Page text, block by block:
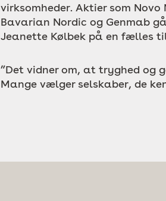
virksomheder. Aktier som Novo
Bavarian Nordic og Genmab
Jeanette Kølbek på en fælles
”Det vidner om, at tryghed og
Mange vælger selskaber, de